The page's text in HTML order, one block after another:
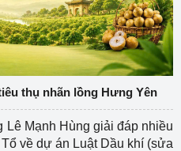
thụ nhãn lồng Hưng Yên
Mạnh Hùng giải đáp nhiều
về dự án Luật Dầu khí (sửa